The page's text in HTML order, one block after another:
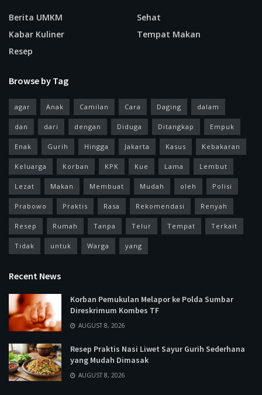
Berita UMKM
Kabar Kuliner
Resep
Sehat
Tempat Makan
Browse by Tag
agar Anak Camilan Cara Daging dalam
dan dari dengan Diduga Ditangkap Empuk
Enak Gurih Hingga Jakarta Kasus Kebakaran
Keluarga Korban KPK Kue Lama Lembut
Lezat Makan Membuat Mudah oleh Polisi
Prabowo Praktis Rasa Rekomendasi Renyah
Resep Rumah Tanpa Telur Tempat Terkait
Tidak untuk Warga yang
Recent News
Korban Pemukulan Melapor ke Polda Sumbar
Direskrimum Kombes TF
AUGUST 8, 2026
Resep Praktis Nasi Liwet Sayur Gurih Sederhana
yang Mudah Dimasak
AUGUST 8, 2026